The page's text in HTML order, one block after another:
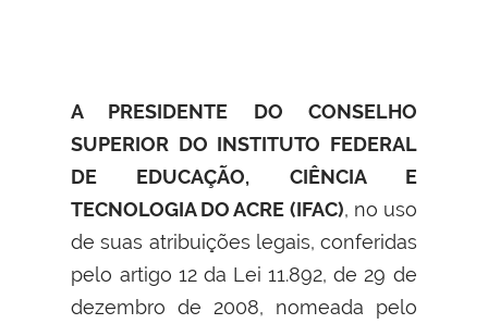
A PRESIDENTE DO CONSELHO
SUPERIOR DO INSTITUTO FEDERAL
DE EDUCAÇÃO, CIÊNCIA E
TECNOLOGIA DO ACRE (IFAC), no uso
de suas atribuições legais, conferidas
pelo artigo 12 da Lei 11.892, de 29 de
dezembro de 2008, nomeada pelo